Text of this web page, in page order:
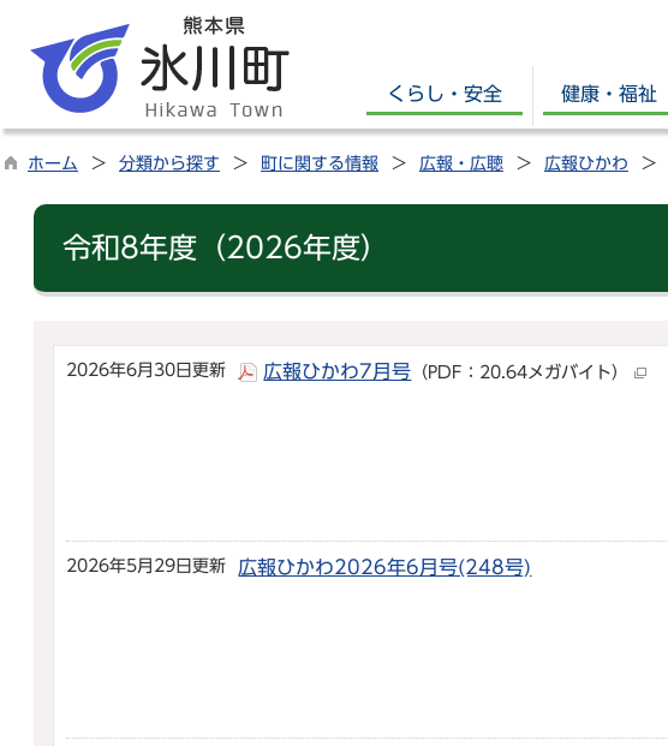
くらし・安全 健康・福祉
ホーム 分類から探す 町に関する情報 広報・広聴 広報ひかわ
令和8年度（2026年度）
2026年6月30日更新 広報ひかわ7月号 （PDF：20.64メガバイト）
2026年5月29日更新 広報ひかわ2026年6月号(248号)